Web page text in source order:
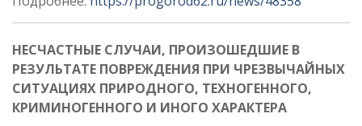
НЕСЧАСТНЫЕ СЛУЧАИ, ПРОИЗОШЕДШИЕ В
РЕЗУЛЬТАТЕ ПОВРЕЖДЕНИЯ ПРИ ЧРЕЗВЫЧАЙНЫХ
СИТУАЦИЯХ ПРИРОДНОГО, ТЕХНОГЕННОГО,
КРИМИНОГЕННОГО И ИНОГО ХАРАКТЕРА